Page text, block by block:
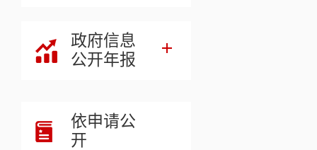
政府信息
公开年报
依申请公
开